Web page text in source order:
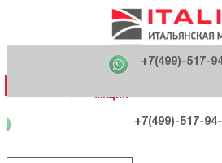
+7(499)-517-
Фабрики
Распродажа
Как купить
О компании
Акция
121170 , г.
ул. Кутузовский
+7(499)-517-